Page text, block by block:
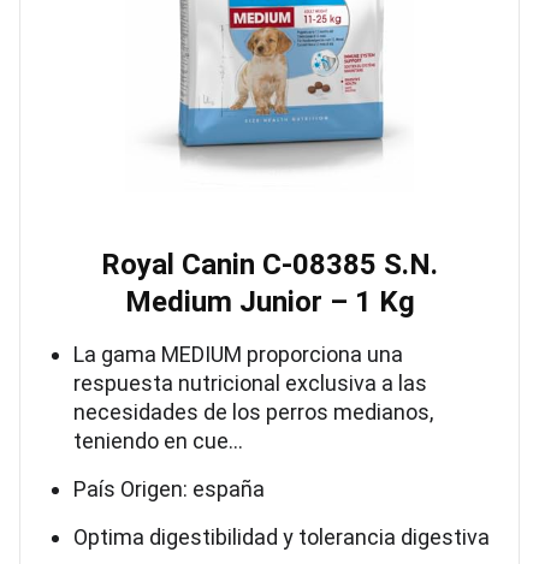
Royal Canin C-08385 S.N.
Medium Junior – 1 Kg
La gama MEDIUM proporciona una
respuesta nutricional exclusiva a las
necesidades de los perros medianos,
teniendo en cue…
País Origen: españa
Optima digestibilidad y tolerancia digestiva